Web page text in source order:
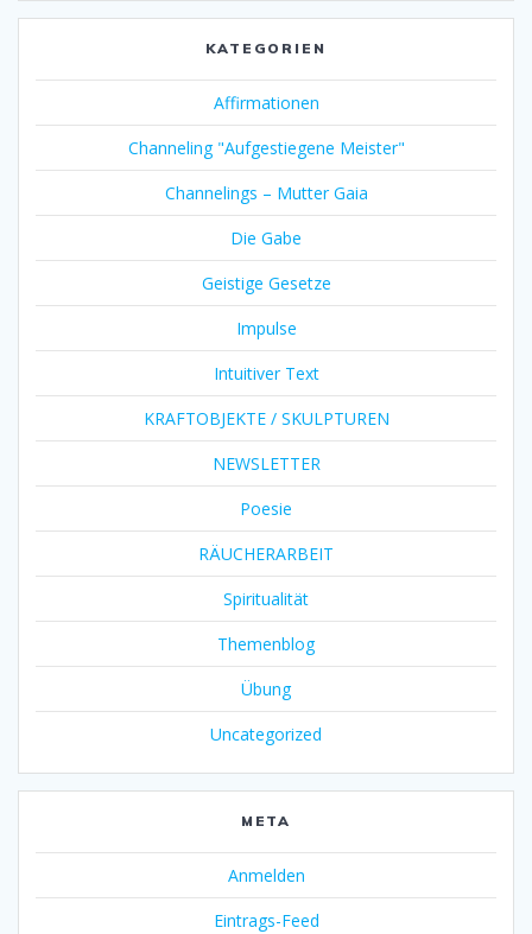
KATEGORIEN
Affirmationen
Channeling "Aufgestiegene Meister"
Channelings – Mutter Gaia
Die Gabe
Geistige Gesetze
Impulse
Intuitiver Text
KRAFTOBJEKTE / SKULPTUREN
NEWSLETTER
Poesie
RÄUCHERARBEIT
Spiritualität
Themenblog
Übung
Uncategorized
META
Anmelden
Eintrags-Feed